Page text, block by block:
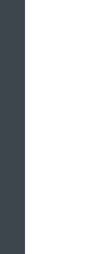
в истории
спорта
что сделано,
последние
Тем временем,
вручение
медалистам
Ан и Виктор
«За заслуги
Как будто у